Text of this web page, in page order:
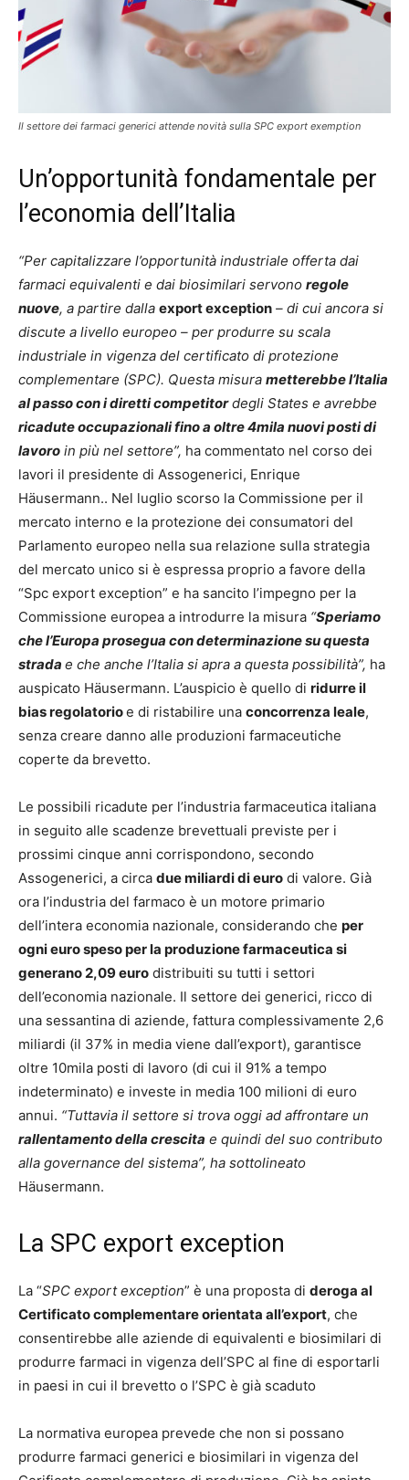
Il settore dei farmaci generici attende novità sulla SPC export exemption
Un’opportunità fondamentale per
l’economia dell’Italia
“Per capitalizzare l’opportunità industriale offerta dai
farmaci equivalenti e dai biosimilari servono regole
nuove, a partire dalla export exception – di cui ancora si
discute a livello europeo – per produrre su scala
industriale in vigenza del certificato di protezione
complementare (SPC). Questa misura metterebbe l’Italia
al passo con i diretti competitordegli States e avrebbe
ricadute occupazionali fino a oltre 4mila nuovi posti di
lavoro in più nel settore”, ha commentato nel corso dei
lavori il presidente di Assogenerici, Enrique
Häusermann.. Nel luglio scorso la Commissione per il
mercato interno e la protezione dei consumatori del
Parlamento europeo nella sua relazione sulla strategia
del mercato unico si è espressa proprio a favore della
“Spc export exception” e ha sancito l’impegno per la
Commissione europea a introdurre la misura “Speriamo
che l’Europa prosegua con determinazione su questa
strada e che anche l’Italia si apra a questa possibilità”, ha
auspicato Häusermann. L’auspicio è quello di ridurre il
bias regolatorioe di ristabilire una concorrenza leale,
senza creare danno alle produzioni farmaceutiche
coperte da brevetto.
Le possibili ricadute per l’industria farmaceutica italiana
in seguito alle scadenze brevettuali previste per i
prossimi cinque anni corrispondono, secondo
Assogenerici, a circa due miliardi di euro di valore. Già
ora l’industria del farmaco è un motore primario
dell’intera economia nazionale, considerando che per
ogni euro speso per la produzione farmaceutica si
generano 2,09 euro distribuiti su tutti i settori
dell’economia nazionale. Il settore dei generici, ricco di
una sessantina di aziende, fattura complessivamente 2,6
miliardi (il 37% in media viene dall’export), garantisce
oltre 10mila posti di lavoro (di cui il 91% a tempo
indeterminato) e investe in media 100 milioni di euro
annui. “Tuttavia il settore si trova oggi ad affrontare un
rallentamento della crescita e quindi del suo contributo
alla governance del sistema”, ha sottolineato
Häusermann.
La SPC export exception
La “SPC export exception” è una proposta di deroga al
Certificato complementare orientata all’export, che
consentirebbe alle aziende di equivalenti e biosimilari di
produrre farmaci in vigenza dell’SPC al fine di esportarli
in paesi in cui il brevetto o l’SPC è già scaduto
La normativa europea prevede che non si possano
produrre farmaci generici e biosimilari in vigenza del